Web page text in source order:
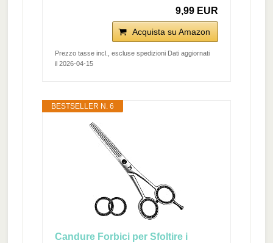
9,99 EUR
Acquista su Amazon
Prezzo tasse incl., escluse spedizioni Dati aggiornati
il 2026-04-15
BESTSELLER N. 6
Candure Forbici per Sfoltire i